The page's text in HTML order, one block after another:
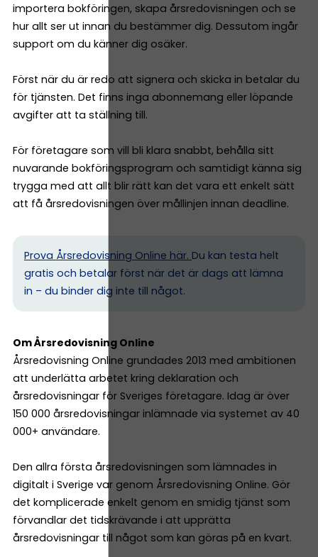
importera bokföringen, skapa årsredovisningen och se
hur allt ser ut innan du bestämmer dig. Dessutom ingår
support om du känner dig osäker.
Först när du är redo att signera och skicka in betalar du
för tjänsten. Det finns inga abonnemang eller löpande
avgifter att ta ställning till.
För företagare som vill bli klara snabbt, behålla sitt
nuvarande bokföringsprogram och samtidigt känna sig
trygga med att allt blir rätt kan det vara ett enkelt sätt
att få årsredovisningen över mållinjen innan deadline.
Prova Årsredovisning Online här. Du kan testa helt
gratis och betalar först när det är dags att lämna
in – du binder dig inte till något.
Om Årsredovisning Online
Årsredovisning Online grundades 2013 med ambitionen
att underlätta arbetet kring deklaration och
årsredovisningar för Sveriges företagare. Idag är över
150 000 årsredovisningar inlämnade via systemet av 40
000+ användare.
Den allra första årsredovisningen som lämnades in
digitalt i Sverige var genom Årsredovisning Online. Gör
det komplicerade enkelt genom en smidig tjänst som
förvandlar det tidskrävande i att upprätta
årsredovisningar till något som kan göras på en kvart.